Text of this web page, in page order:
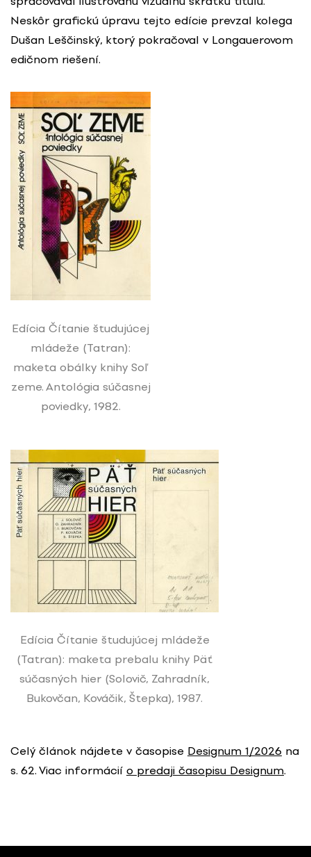
Neskôr grafickú úpravu tejto edície prevzal kolega
Dušan Leščinský, ktorý pokračoval v Longauerovom
edičnom riešení.
Edícia Čítanie študujúcej
mládeže (Tatran):
maketa obálky knihy Soľ
zeme. Antológia súčasnej
poviedky, 1982.
Edícia Čítanie študujúcej mládeže
(Tatran): maketa prebalu knihy Päť
súčasných hier (Solovič, Zahradník,
Bukovčan, Kováčik, Štepka), 1987.
Celý článok nájdete v časopise Designum 1/2026 na
s. 62. Viac informácií o predaji časopisu Designum.